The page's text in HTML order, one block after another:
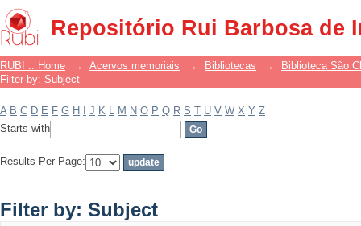
Repositório Rui Barbosa de
Filter by: Subject
RUBI :: Home → Acervos memoriais → Bibliotecas →
Biblioteca São
Filter by: Subject
A B C D E F G H J K L M N O P Q R S T U V W X Y Z
Starts with
Results Per Page:
Filter by: Subject